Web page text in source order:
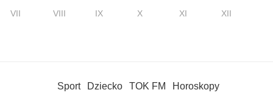
VII
VIII IX X XI XII
Sport Dziecko TOK FM Horoskopy